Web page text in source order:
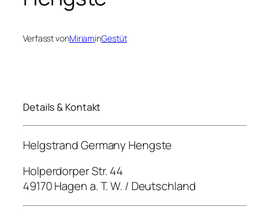
Verfasst vonMiriaminGestüt
Details & Kontakt
Helgstrand Germany Hengste
Holperdorper Str. 44
49170 Hagen a. T. W. / Deutschland